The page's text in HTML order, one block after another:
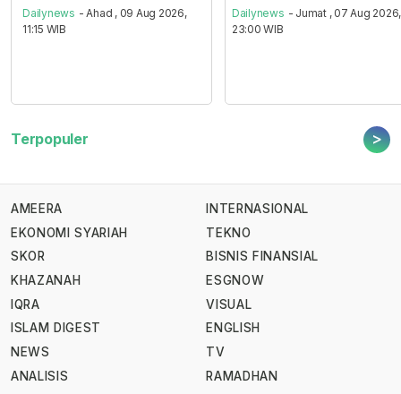
Dailynews - Ahad , 09 Aug 2026,
11:15 WIB
Dailynews - Jumat , 07 Aug 2026,
23:00 WIB
Terpopuler >
AMEERA
EKONOMI SYARIAH
SKOR
KHAZANAH
IQRA
ISLAM DIGEST
NEWS
ANALISIS
INTERNASIONAL
TEKNO
BISNIS FINANSIAL
ESGNOW
VISUAL
ENGLISH
TV
RAMADHAN